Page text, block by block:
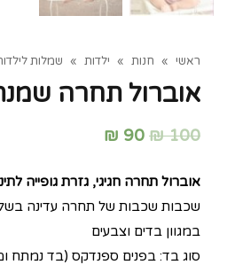
ראשי » חנות » ילדות » שמלות
אוברול תחרה
100
₪
90
₪
אוברול תחרה חגיגי, גזרת גופייה
שכבות שכבות של תחרה עדינה
במגוון בדים וצבעים
סוג בד: בפנים ספנדקס (בד נמתח